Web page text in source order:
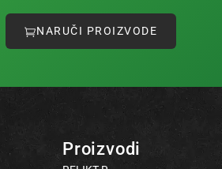
NARUČI PROIZVODE
Proizvodi